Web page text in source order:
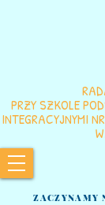
PRZY SZKOLE
INTEGRACYJNYMI
ZACZYNAMY